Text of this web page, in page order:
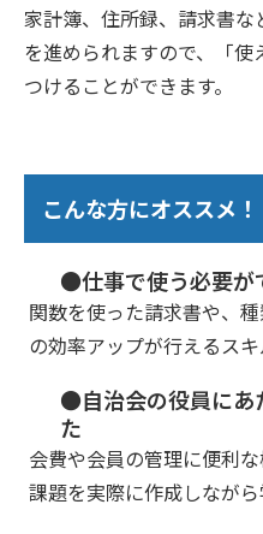
家計簿、住所録、請求書
を進められますので、「
つけることができます。
こんな方にオススメ！
●仕事で使う必要が
関数を使った請求書や、
の効率アップが行えるスキ
●自治会の役員にあ
た
会費や会員の管理に便利
課題を実際に作成しながら